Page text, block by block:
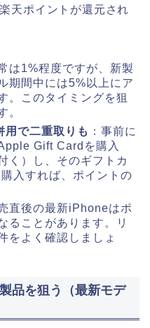
天ポイントが還元され
は1%程度ですが、新製
期間中には5%以上にア
。このタイミングを狙
。
で二重取りも ：事前に
Gift Cardを購入
く）し、そのギフトカ
入すれば、ポイントの
直後の最新iPhoneはポ
ることがあります。リ
をよく確認しましょ
品を狙う（最新モデ